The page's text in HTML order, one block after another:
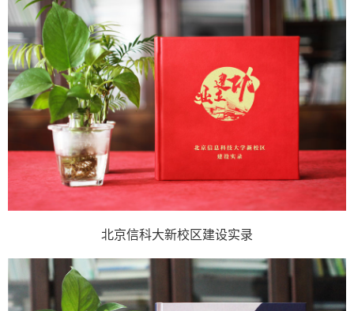
北京信科大新校区建设实录